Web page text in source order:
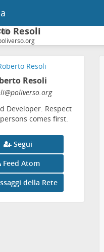
Resoli
Resoli
@poliverso.org
Developer. Respect
comes first.
Segui
Feed Atom
della Rete